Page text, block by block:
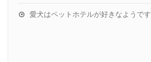
愛犬はペットホテルが好きなようです